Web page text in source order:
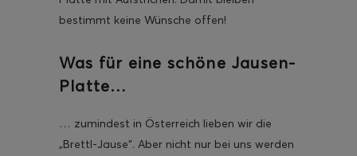
bestimmt keine Wünsche offen!
Was für eine schöne Jausen-
Platte…
… zumindest in Österreich lieben wir die
„Brettl-Jause“. Aber nicht nur bei uns werden